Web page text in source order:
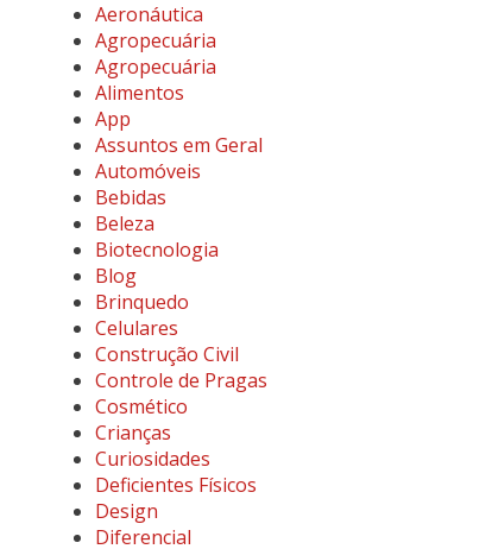
Aeronáutica
Agropecuária
Agropecuária
Alimentos
App
Assuntos em Geral
Automóveis
Bebidas
Beleza
Biotecnologia
Blog
Brinquedo
Celulares
Construção Civil
Controle de Pragas
Cosmético
Crianças
Curiosidades
Deficientes Físicos
Design
Diferencial